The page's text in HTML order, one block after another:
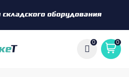
складского оборудования
0 0